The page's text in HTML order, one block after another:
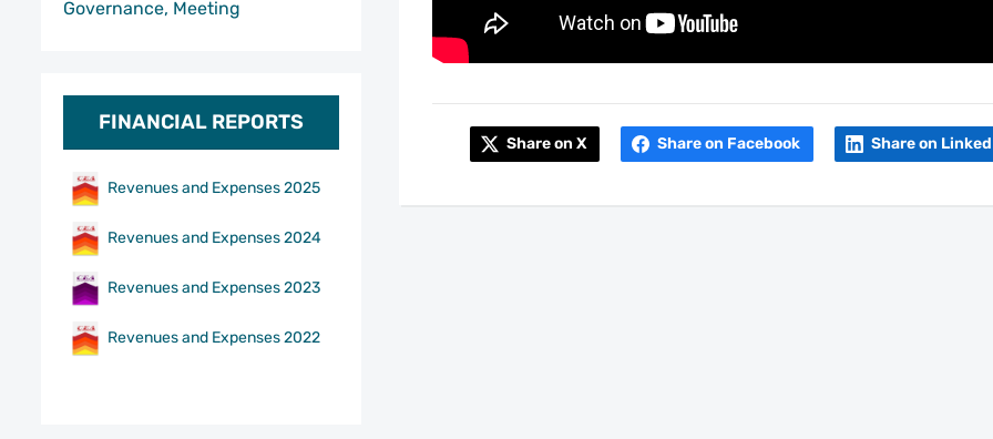
Governance, Meeting
FINANCIAL REPORTS
Revenues and Expenses 2025
Revenues and Expenses 2024
Revenues and Expenses 2023
Revenues and Expenses 2022
Share on X Share on Facebook Share on